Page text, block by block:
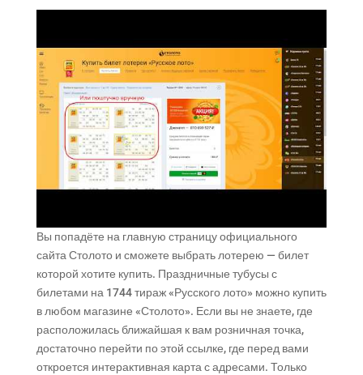
Вы попадёте на главную страницу официального
сайта Столото и сможете выбрать лотерею — билет
которой хотите купить. Праздничные тубусы с
билетами на 1744 тираж «Русского лото» можно купить
в любом магазине «Столото». Если вы не знаете, где
расположилась ближайшая к вам розничная точка,
достаточно перейти по этой ссылке, где перед вами
откроется интерактивная карта с адресами. Только